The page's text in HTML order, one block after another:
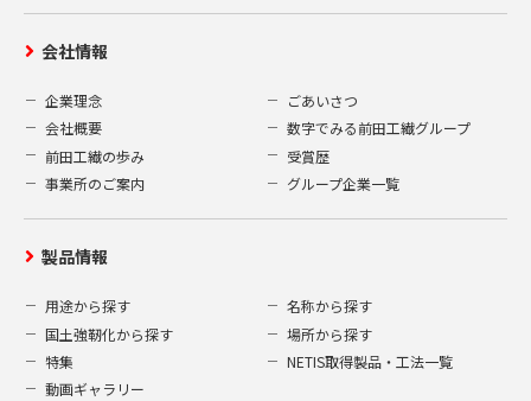
会社情報
企業理念
ごあいさつ
会社概要
数字でみる前田工繊グループ
前田工繊の歩み
受賞歴
事業所のご案内
グループ企業一覧
製品情報
用途から探す
名称から探す
国土強靭化から探す
場所から探す
特集
NETIS取得製品・工法一覧
動画ギャラリー